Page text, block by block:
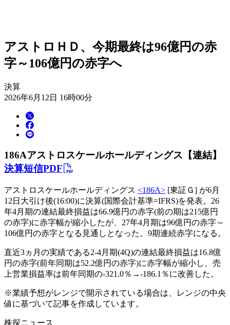
アストロＨＤ、今期最終は96億円の赤
字～106億円の赤字へ
決算
2026年6月12日 16時00分
186Aアストロスケールホールディングス【連結】
決算短信PDF
アストロスケールホールディングス <186A> [東証Ｇ] が6月
12日大引け後(16:00)に決算(国際会計基準=IFRS)を発表。26
年4月期の連結最終損益は66.9億円の赤字(前の期は215億円
の赤字)に赤字幅が縮小したが、27年4月期は96億円の赤字～
106億円の赤字となる見通しとなった。9期連続赤字になる。
直近3ヵ月の実績である2-4月期(4Q)の連結最終損益は16.8億
円の赤字(前年同期は52.2億円の赤字)に赤字幅が縮小し、売
上営業損益率は前年同期の-321.0％→-186.1％に改善した。
※業績予想がレンジで開示されている場合は、レンジの中央
値に基づいて記事を作成しています。
株探ニュース